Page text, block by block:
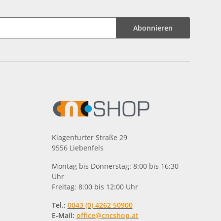
Abonnieren
Klagenfurter Straße 29
9556 Liebenfels
Montag bis Donnerstag: 8:00 bis 16:30
Uhr
Freitag: 8:00 bis 12:00 Uhr
Tel.: 0043 (0) 4262 50900
E-Mail: office@cncshop.at